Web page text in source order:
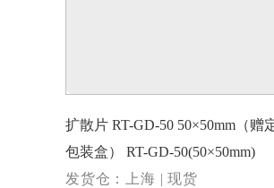
扩散片 RT-GD-50 50×50mm（赠定制
包装盒） RT-GD-50(50×50mm)
发货仓：上海 | 现货